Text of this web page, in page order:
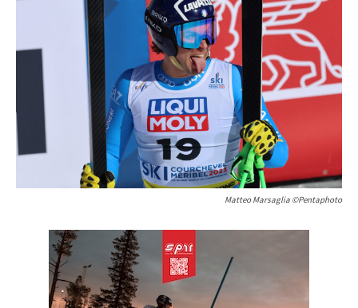
Matteo Marsaglia ©Pentaphoto